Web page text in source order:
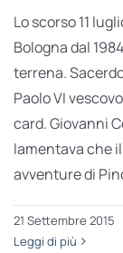
Lo scorso 11
Bologna dal
terrena.
Paolo VI
card. Giovanni
lamentava che
avventure di
21 Settembre 2015
Leggi di più